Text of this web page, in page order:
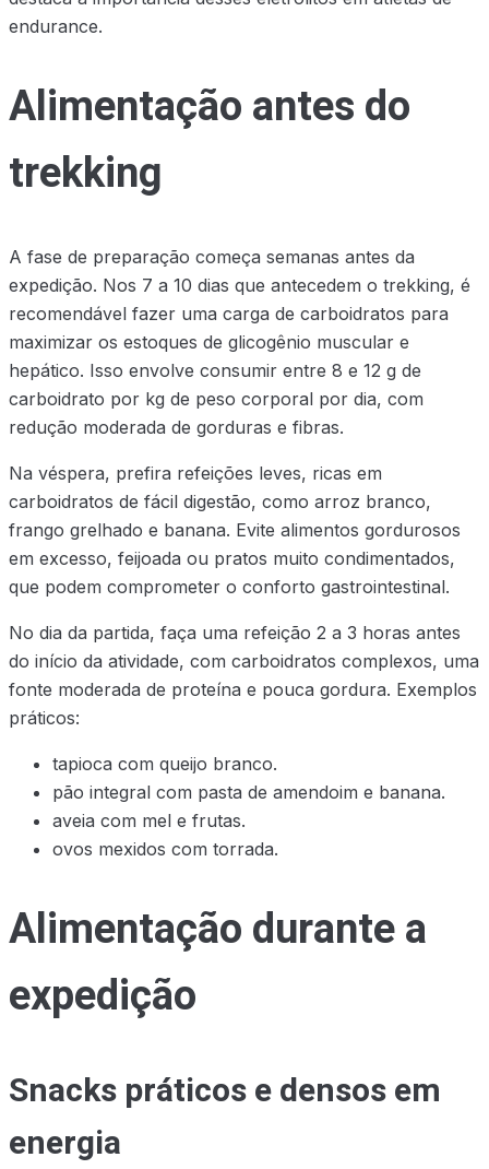
endurance.
Alimentação antes do
trekking
A fase de preparação começa semanas antes da
expedição. Nos 7 a 10 dias que antecedem o trekking, é
recomendável fazer uma carga de carboidratos para
maximizar os estoques de glicogênio muscular e
hepático. Isso envolve consumir entre 8 e 12 g de
carboidrato por kg de peso corporal por dia, com
redução moderada de gorduras e fibras.
Na véspera, prefira refeições leves, ricas em
carboidratos de fácil digestão, como arroz branco,
frango grelhado e banana. Evite alimentos gordurosos
em excesso, feijoada ou pratos muito condimentados,
que podem comprometer o conforto gastrointestinal.
No dia da partida, faça uma refeição 2 a 3 horas antes
do início da atividade, com carboidratos complexos, uma
fonte moderada de proteína e pouca gordura. Exemplos
práticos:
tapioca com queijo branco.
pão integral com pasta de amendoim e banana.
aveia com mel e frutas.
ovos mexidos com torrada.
Alimentação durante a
expedição
Snacks práticos e densos em
energia